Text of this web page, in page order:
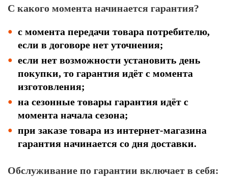
С какого момента начинается гарантия?
с момента передачи товара потребителю,
если в договоре нет уточнения;
если нет возможности установить день
покупки, то гарантия идёт с момента
изготовления;
на сезонные товары гарантия идёт с
момента начала сезона;
при заказе товара из интернет-магазина
гарантия начинается со дня доставки.
Обслуживание по гарантии включает в себя: